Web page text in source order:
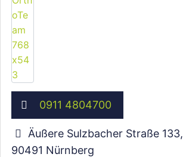
0911 4804700
Äußere Sulzbacher Straße 133,
90491 Nürnberg